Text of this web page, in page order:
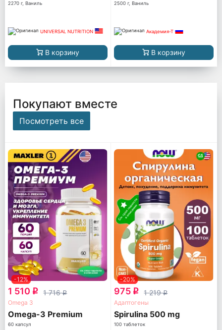
2270 г, Ваниль
UNIVERSAL NUTRITION
В корзину
2500 г, Ваниль
Академия-Т
В корзину
Покупают вместе
Посмотреть все
-12%
1 510 q 1 716q
Omega 3
Omega-3 Premium
60 капсул
-20%
975 q 1 219q
Адаптогены
Spirulina 500 mg
100 таблеток